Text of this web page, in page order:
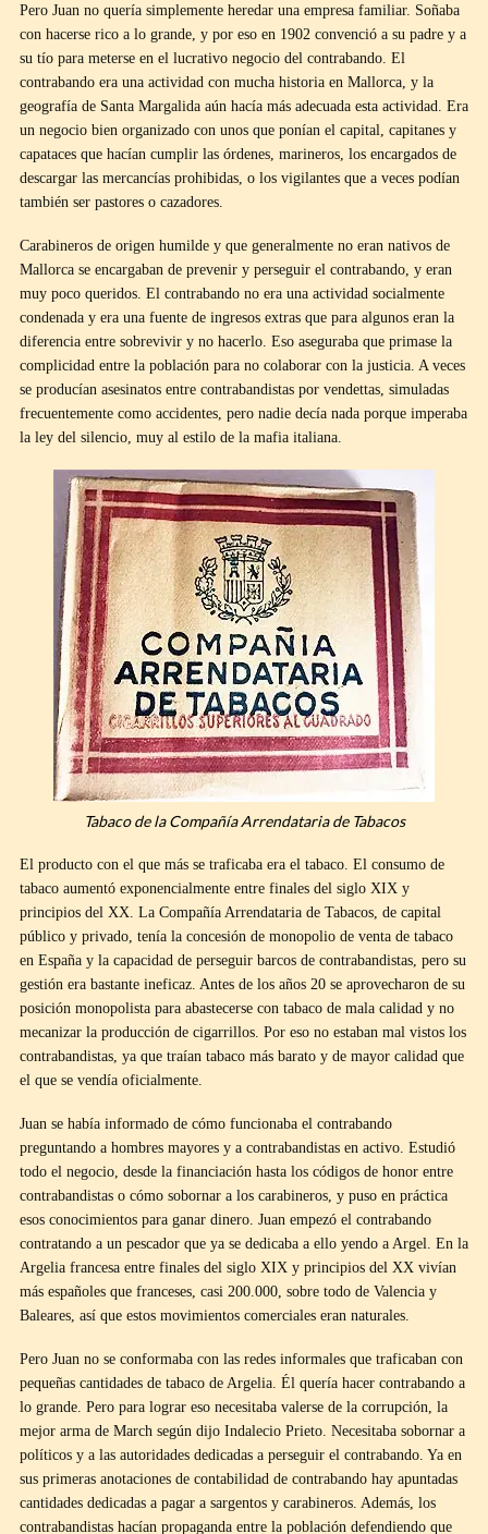
Pero Juan no quería simplemente heredar una empresa familiar. Soñaba
con hacerse rico a lo grande, y por eso en 1902 convenció a su padre y a
su tío para meterse en el lucrativo negocio del contrabando. El
contrabando era una actividad con mucha historia en Mallorca, y la
geografía de Santa Margalida aún hacía más adecuada esta actividad. Era
un negocio bien organizado con unos que ponían el capital, capitanes y
capataces que hacían cumplir las órdenes, marineros, los encargados de
descargar las mercancías prohibidas, o los vigilantes que a veces podían
también ser pastores o cazadores.
Carabineros de origen humilde y que generalmente no eran nativos de
Mallorca se encargaban de prevenir y perseguir el contrabando, y eran
muy poco queridos. El contrabando no era una actividad socialmente
condenada y era una fuente de ingresos extras que para algunos eran la
diferencia entre sobrevivir y no hacerlo. Eso aseguraba que primase la
complicidad entre la población para no colaborar con la justicia. A veces
se producían asesinatos entre contrabandistas por vendettas, simuladas
frecuentemente como accidentes, pero nadie decía nada porque imperaba
la ley del silencio, muy al estilo de la mafia italiana.
Tabaco de la Compañía Arrendataria de Tabacos
El producto con el que más se traficaba era el tabaco. El consumo de
tabaco aumentó exponencialmente entre finales del siglo XIX y
principios del XX. La Compañía Arrendataria de Tabacos, de capital
público y privado, tenía la concesión de monopolio de venta de tabaco
en España y la capacidad de perseguir barcos de contrabandistas, pero su
gestión era bastante ineficaz. Antes de los años 20 se aprovecharon de su
posición monopolista para abastecerse con tabaco de mala calidad y no
mecanizar la producción de cigarrillos. Por eso no estaban mal vistos los
contrabandistas, ya que traían tabaco más barato y de mayor calidad que
el que se vendía oficialmente.
Juan se había informado de cómo funcionaba el contrabando
preguntando a hombres mayores y a contrabandistas en activo. Estudió
todo el negocio, desde la financiación hasta los códigos de honor entre
contrabandistas o cómo sobornar a los carabineros, y puso en práctica
esos conocimientos para ganar dinero. Juan empezó el contrabando
contratando a un pescador que ya se dedicaba a ello yendo a Argel. En la
Argelia francesa entre finales del siglo XIX y principios del XX vivían
más españoles que franceses, casi 200.000, sobre todo de Valencia y
Baleares, así que estos movimientos comerciales eran naturales.
Pero Juan no se conformaba con las redes informales que traficaban con
pequeñas cantidades de tabaco de Argelia. Él quería hacer contrabando a
lo grande. Pero para lograr eso necesitaba valerse de la corrupción, la
mejor arma de March según dijo Indalecio Prieto. Necesitaba sobornar a
políticos y a las autoridades dedicadas a perseguir el contrabando. Ya en
sus primeras anotaciones de contabilidad de contrabando hay apuntadas
cantidades dedicadas a pagar a sargentos y carabineros. Además, los
contrabandistas hacían propaganda entre la población defendiendo que